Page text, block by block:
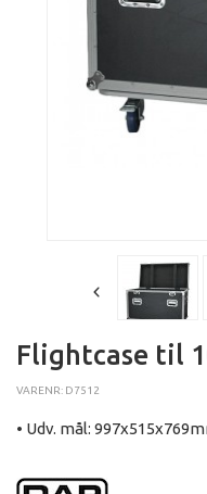
Flightcase til
VARENR: D7512
• Udv. mål: